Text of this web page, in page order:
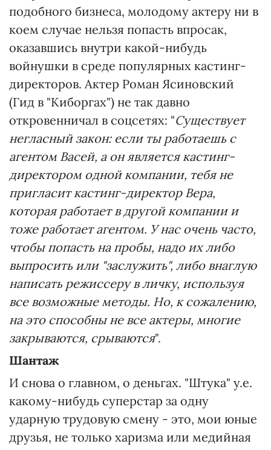
подобного бизнеса, молодому актеру ни в
коем случае нельзя попасть впросак,
оказавшись внутри какой-нибудь
войнушки в среде популярных кастинг-
директоров. Актер Роман Ясиновский
(Гид в "Киборгах") не так давно
откровенничал в соцсетях: "Существует
негласный закон: если ты работаешь с
агентом Васей, а он является кастинг-
директором одной компании, тебя не
пригласит кастинг-директор Вера,
которая работает в другой компании и
тоже работает агентом. У нас очень часто,
чтобы попасть на пробы, надо их либо
выпросить или "заслужить", либо внаглую
написать режиссеру в личку, используя
все возможные методы. Но, к сожалению,
на это способны не все актеры, многие
закрываются, срываются".
Шантаж
И снова о главном, о деньгах. "Штука" у.е.
какому-нибудь суперстар за одну
ударную трудовую смену - это, мои юные
друзья, не только харизма или медийная